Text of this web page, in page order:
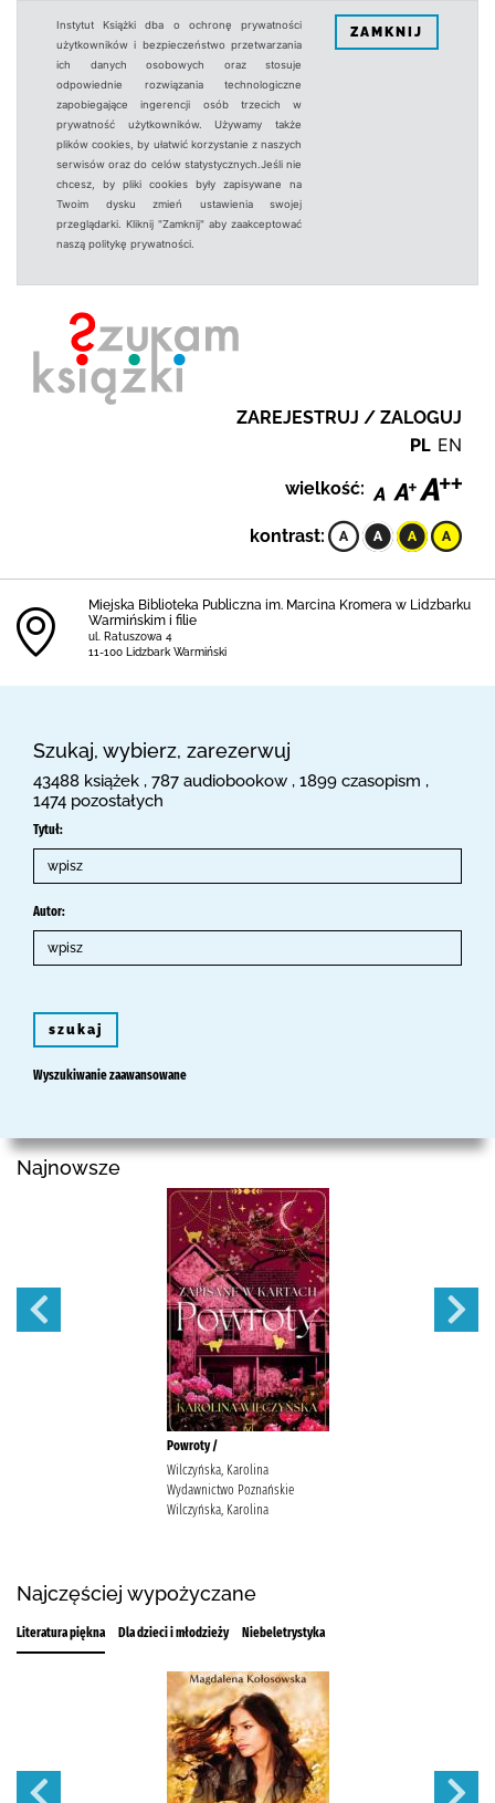
Instytut Książki dba o ochronę prywatności
użytkowników i bezpieczeństwo przetwarzania
ich danych osobowych oraz stosuje
odpowiednie rozwiązania technologiczne
zapobiegające ingerencji osób trzecich w
prywatność użytkowników. Używamy także
plików cookies, by ułatwić korzystanie z naszych
serwisów oraz do celów statystycznych.Jeśli nie
chcesz, by pliki cookies były zapisywane na
Twoim dysku zmień ustawienia swojej
przeglądarki. Kliknij "Zamknij" aby zaakceptować
naszą politykę prywatności.
ZAMKNIJ
ZAREJESTRUJ / ZALOGUJ
PL EN
wielkość:
kontrast:
Miejska Biblioteka Publiczna im. Marcina Kromera w Lidzbarku
Warmińskim i filie
ul. Ratuszowa 4
11-100 Lidzbark Warmiński
Szukaj, wybierz, zarezerwuj
43488 książek , 787 audiobookow , 1899 czasopism ,
1474 pozostałych
Tytuł:
Autor:
szukaj
Wyszukiwanie zaawansowane
Najnowsze
Powroty /
Wilczyńska, Karolina
Wydawnictwo Poznańskie
Wilczyńska, Karolina
Najczęściej wypożyczane
Literatura piękna Dla dzieci i młodzieży Niebeletrystyka